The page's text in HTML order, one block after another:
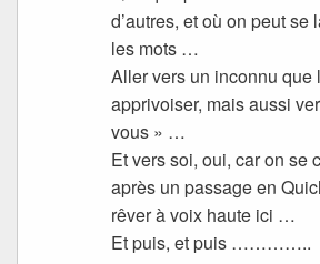
d’autres, et où on peut se
les mots …
Aller vers un inconnu que
apprivoiser, mais aussi
vous » …
Et vers soi, oui, car on se
après un passage en
rêver à voix haute ici …
Et puis, et puis …………..